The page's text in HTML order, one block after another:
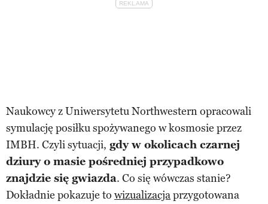
Naukowcy z Uniwersytetu Northwestern opracowali
symulację posiłku spożywanego w kosmosie przez
IMBH. Czyli sytuacji, gdy w okolicach czarnej
dziury o masie pośredniej przypadkowo
znajdzie się gwiazda. Co się wówczas stanie?
Dokładnie pokazuje to wizualizacjaprzygotowana